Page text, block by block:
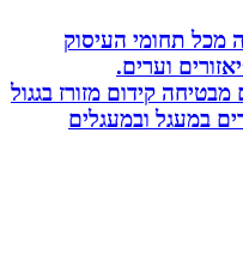
תחומי העיסוק
וערים.
קידום מזורז בגגול
ובמעגלים